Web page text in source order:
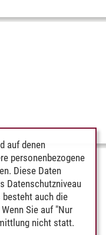
auf denen
personenbezogene
Diese Daten
Datenschutzniveau
besteht auch die
Sie auf "Nur
nicht statt.